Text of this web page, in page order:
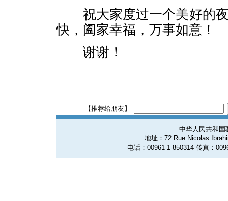
祝大家度过一个美好的夜
快，阖家幸福，万事如意！
谢谢！
【推荐给朋友】
中华人民共和国
地址：72 Rue Nicolas
电话：00961-1-850314 传真：